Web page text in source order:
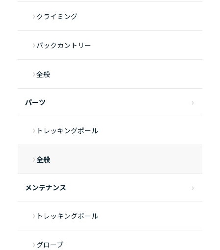
クライミング
バックカントリー
全般
パーツ
トレッキングポール
全般
メンテナンス
トレッキングポール
グローブ